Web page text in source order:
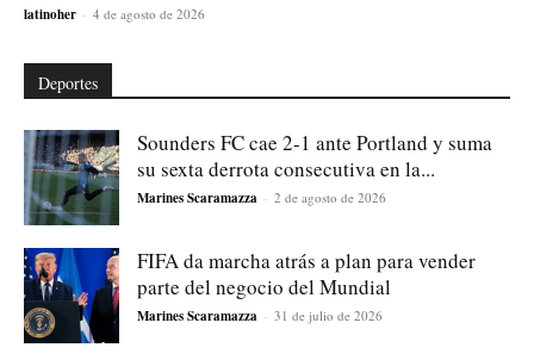
latinoher - 4 de agosto de 2026
Deportes
Sounders FC cae 2-1 ante Portland y suma
su sexta derrota consecutiva en la...
Marines Scaramazza - 2 de agosto de 2026
FIFA da marcha atrás a plan para vender
parte del negocio del Mundial
Marines Scaramazza - 31 de julio de 2026